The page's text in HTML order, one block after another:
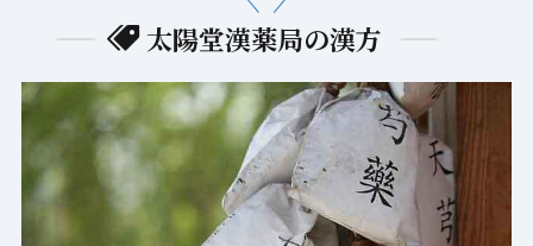
太陽堂漢薬局の漢方